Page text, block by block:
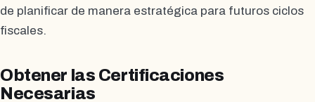
de planificar de manera estratégica para futuros ciclos
fiscales.
Obtener las Certificaciones
Necesarias